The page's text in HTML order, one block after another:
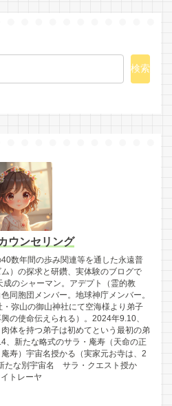
検索
ウンセリング
40数年間の歩み関連等を通した永遠普
）の探求と研鑽、実体験のブログで
のシャーマン。アデプト（霊的教
同胞団メンバー。地球神庁メンバー。
弥山の御山神社にて空海様より弟子
の使命伝えられる）。2024年9.10、
体を持つ弟子は初めてという最初の弟
新たな略式のサラ・庵寿（天命の正
寿）宇宙名授かる（実家元お寺は、2
たな別宇宙名 サラ・クエスト授か
トレーヤ